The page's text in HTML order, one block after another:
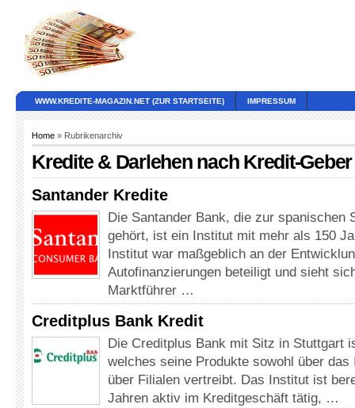
WWW.KREDITE-MAGAZIN.NET (ZUR STARTSEITE) IMPRESSUM
Home » Rubrikenarchiv
Kredite & Darlehen nach Kredit-Geber
Santander Kredite
Die Santander Bank, die zur spanischen
gehört, ist ein Institut mit mehr als 150
Institut war maßgeblich an der
Autofinanzierungen beteiligt und sieht
Marktführer …
Creditplus Bank Kredit
Die Creditplus Bank mit Sitz in Stuttgart
welches seine Produkte sowohl über das
über Filialen vertreibt. Das Institut ist
Jahren aktiv im Kreditgeschäft tätig, …